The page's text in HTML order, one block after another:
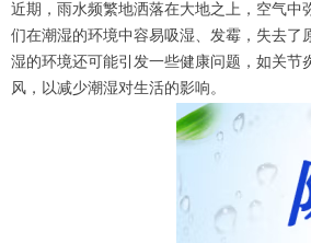
近期，雨水频繁地洒落在大地之上，空气
们在潮湿的环境中容易吸湿、发霉，失去
湿的环境还可能引发一些健康问题，如关
风，以减少潮湿对生活的影响。